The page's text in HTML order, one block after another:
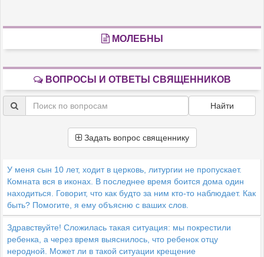
МОЛЕБНЫ
ВОПРОСЫ И ОТВЕТЫ СВЯЩЕННИКОВ
Найти
Задать вопрос священнику
У меня сын 10 лет, ходит в церковь, литургии не пропускает.
Комната вся в иконах. В последнее время боится дома один
находиться. Говорит, что как будто за ним кто-то наблюдает. Как
быть? Помогите, я ему объясню с ваших слов.
Здравствуйте! Сложилась такая ситуация: мы покрестили
ребенка, а через время выяснилось, что ребенок отцу
неродной. Может ли в такой ситуации крещение